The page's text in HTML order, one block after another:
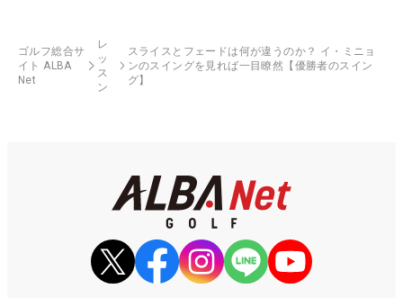
ゴルフ総合サ
イト ALBA
Net
レ
ッ
ス
ン
スライスとフェードは何が違うのか？ イ・ミニョ
ンのスイングを見れば一目瞭然【優勝者のスイン
グ】